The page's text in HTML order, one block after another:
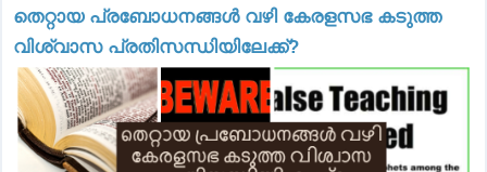
തെറ്റായ പ്രബോധനങ്ങൾ വഴി കേരളസഭ കടുത്ത
വിശ്വാസ പ്രതിസന്ധിയിലേക്ക്?